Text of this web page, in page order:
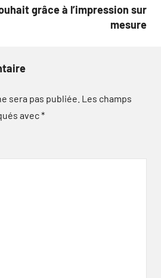
grâce à l’impression sur
mesure
sera pas publiée. Les champs
avec*